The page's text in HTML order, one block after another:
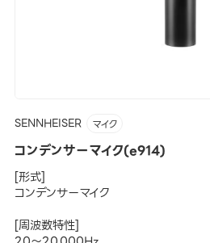
SENNHEISER マイク
コンデンサーマイク(e914)
[形式]
コンデンサーマイク
[周波数特性]